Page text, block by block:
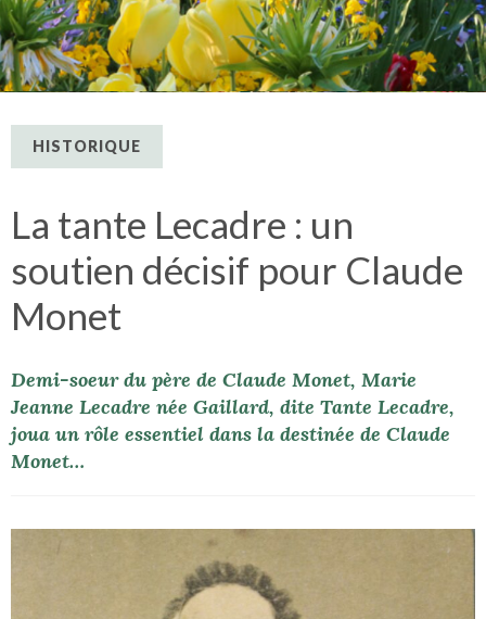
HISTORIQUE
La tante Lecadre : un
soutien décisif pour Claude
Monet
Demi-soeur du père de Claude Monet, Marie
Jeanne Lecadre née Gaillard, dite Tante Lecadre,
joua un rôle essentiel dans la destinée de Claude
Monet…